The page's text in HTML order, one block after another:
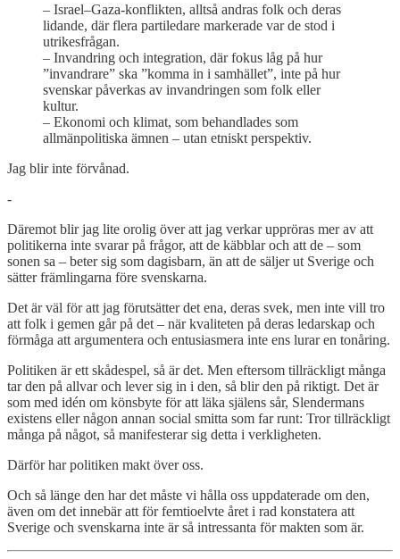
– Israel–Gaza-konflikten, alltså andras folk och deras
lidande, där flera partiledare markerade var de stod i
utrikesfrågan.
– Invandring och integration, där fokus låg på hur
”invandrare” ska ”komma in i samhället”, inte på hur
svenskar påverkas av invandringen som folk eller
kultur.
– Ekonomi och klimat, som behandlades som
allmänpolitiska ämnen – utan etniskt perspektiv.
Jag blir inte förvånad.
-
Däremot blir jag lite orolig över att jag verkar uppröras mer av att
politikerna inte svarar på frågor, att de käbblar och att de – som
sonen sa – beter sig som dagisbarn, än att de säljer ut Sverige och
sätter främlingarna före svenskarna.
Det är väl för att jag förutsätter det ena, deras svek, men inte vill tro
att folk i gemen går på det – när kvaliteten på deras ledarskap och
förmåga att argumentera och entusiasmera inte ens lurar en tonåring.
Politiken är ett skådespel, så är det. Men eftersom tillräckligt många
tar den på allvar och lever sig in i den, så blir den på riktigt. Det är
som med idén om könsbyte för att läka själens sår, Slendermans
existens eller någon annan social smitta som far runt: Tror tillräckligt
många på något, så manifesterar sig detta i verkligheten.
Därför har politiken makt över oss.
Och så länge den har det måste vi hålla oss uppdaterade om den,
även om det innebär att för femtioelvte året i rad konstatera att
Sverige och svenskarna inte är så intressanta för makten som är.